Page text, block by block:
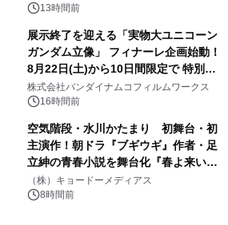
13時間前
展示終了を迎える「実物大ユニコーン
ガンダム立像」 フィナーレ企画始動！
8月22日(土)から10日間限定で 特別映
像『UNICORN GUNDAM Statue ―
BEYOND POSSIBILITY ―』を上映！
株式会社バンダイナムコフィルムワークス
16時間前
空気階段・水川かたまり 初舞台・初
主演作！朝ドラ『ブギウギ』作者・足
立紳の青春小説を舞台化『春よ来い、
マジで来い』キービジュアル解禁！
（株）キョードーメディアス
8時間前